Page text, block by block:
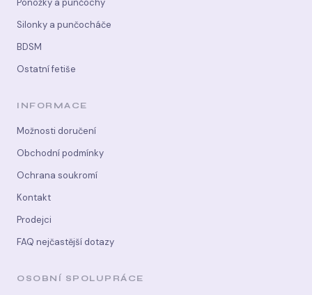
Ponožky a punčochy
Silonky a punčocháče
BDSM
Ostatní fetiše
INFORMACE
Možnosti doručení
Obchodní podmínky
Ochrana soukromí
Kontakt
Prodejci
FAQ nejčastější dotazy
OSOBNÍ SPOLUPRÁCE